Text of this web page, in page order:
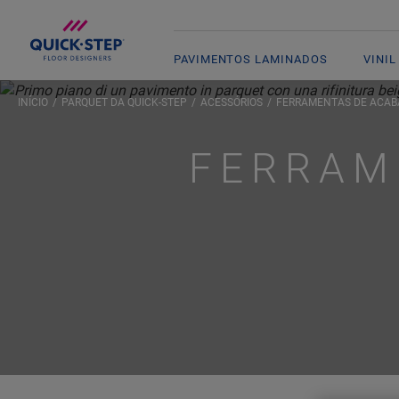
PAVIMENTOS LAMINADOS VINIL
INÍCIO PARQUET DA QUICK-STEP ACESSÓRIOS FERRAMENTAS DE